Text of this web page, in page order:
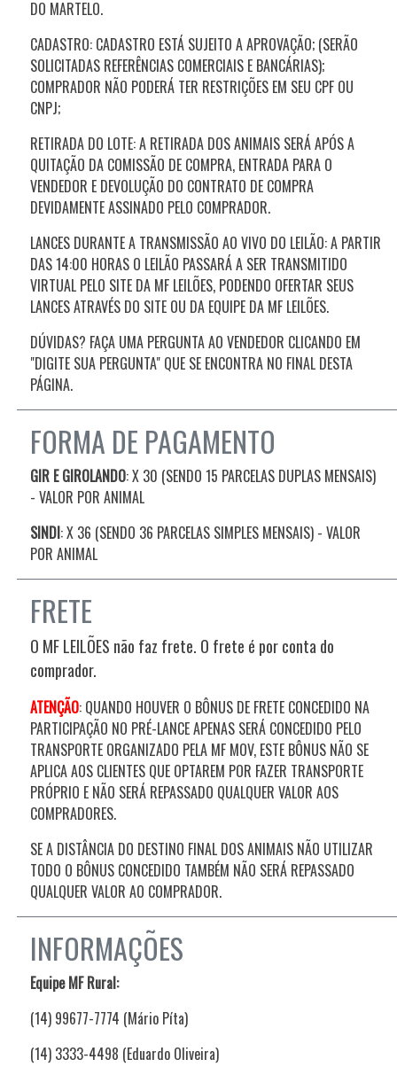
DO MARTELO.
CADASTRO: CADASTRO ESTÁ SUJEITO A APROVAÇÃO; (SERÃO
SOLICITADAS REFERÊNCIAS COMERCIAIS E BANCÁRIAS);
COMPRADOR NÃO PODERÁ TER RESTRIÇÕES EM SEU CPF OU
CNPJ;
RETIRADA DO LOTE: A RETIRADA DOS ANIMAIS SERÁ APÓS A
QUITAÇÃO DA COMISSÃO DE COMPRA, ENTRADA PARA O
VENDEDOR E DEVOLUÇÃO DO CONTRATO DE COMPRA
DEVIDAMENTE ASSINADO PELO COMPRADOR.
LANCES DURANTE A TRANSMISSÃO AO VIVO DO LEILÃO: A PARTIR
DAS 14:00 HORAS O LEILÃO PASSARÁ A SER TRANSMITIDO
VIRTUAL PELO SITE DA MF LEILÕES, PODENDO OFERTAR SEUS
LANCES ATRAVÉS DO SITE OU DA EQUIPE DA MF LEILÕES.
DÚVIDAS? FAÇA UMA PERGUNTA AO VENDEDOR CLICANDO EM
"DIGITE SUA PERGUNTA" QUE SE ENCONTRA NO FINAL DESTA
PÁGINA.
FORMA DE PAGAMENTO
GIR E GIROLANDO: X 30 (SENDO 15 PARCELAS DUPLAS MENSAIS)
- VALOR POR ANIMAL
SINDI: X 36 (SENDO 36 PARCELAS SIMPLES MENSAIS) - VALOR
POR ANIMAL
FRETE
O MF LEILÕES não faz frete. O frete é por conta do
comprador.
ATENÇÃO: QUANDO HOUVER O BÔNUS DE FRETE CONCEDIDO NA
PARTICIPAÇÃO NO PRÉ-LANCE APENAS SERÁ CONCEDIDO PELO
TRANSPORTE ORGANIZADO PELA MF MOV, ESTE BÔNUS NÃO SE
APLICA AOS CLIENTES QUE OPTAREM POR FAZER TRANSPORTE
PRÓPRIO E NÃO SERÁ REPASSADO QUALQUER VALOR AOS
COMPRADORES.
SE A DISTÂNCIA DO DESTINO FINAL DOS ANIMAIS NÃO UTILIZAR
TODO O BÔNUS CONCEDIDO TAMBÉM NÃO SERÁ REPASSADO
QUALQUER VALOR AO COMPRADOR.
INFORMAÇÕES
Equipe MF Rural:
(14) 99677-7774 (Mário Píta)
(14) 3333-4498 (Eduardo Oliveira)